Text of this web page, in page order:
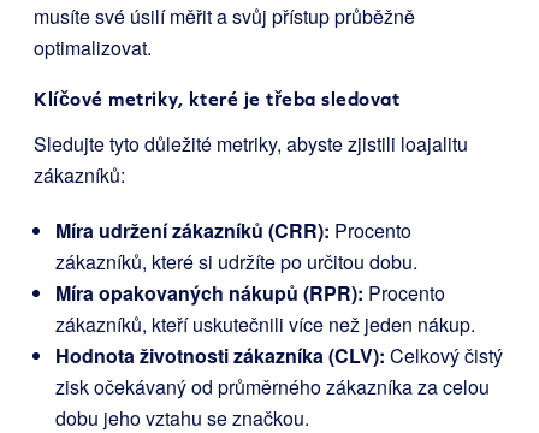
musíte své úsilí měřit a svůj přístup průběžně
optimalizovat.
Klíčové metriky, které je třeba sledovat
Sledujte tyto důležité metriky, abyste zjistili loajalitu
zákazníků:
Míra udržení zákazníků (CRR): Procento
zákazníků, které si udržíte po určitou dobu.
Míra opakovaných nákupů (RPR): Procento
zákazníků, kteří uskutečnili více než jeden nákup.
Hodnota životnosti zákazníka (CLV): Celkový čistý
zisk očekávaný od průměrného zákazníka za celou
dobu jeho vztahu se značkou.